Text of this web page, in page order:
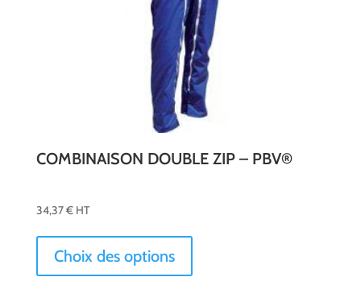
COMBINAISON DOUBLE ZIP – PBV®
34,37€ HT
Choix des options